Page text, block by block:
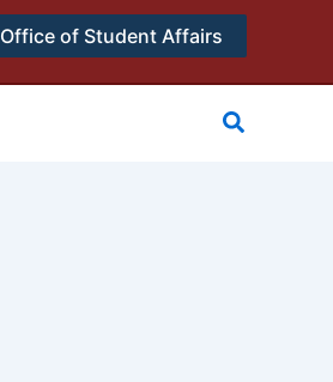
Office of Student Affairs
搜